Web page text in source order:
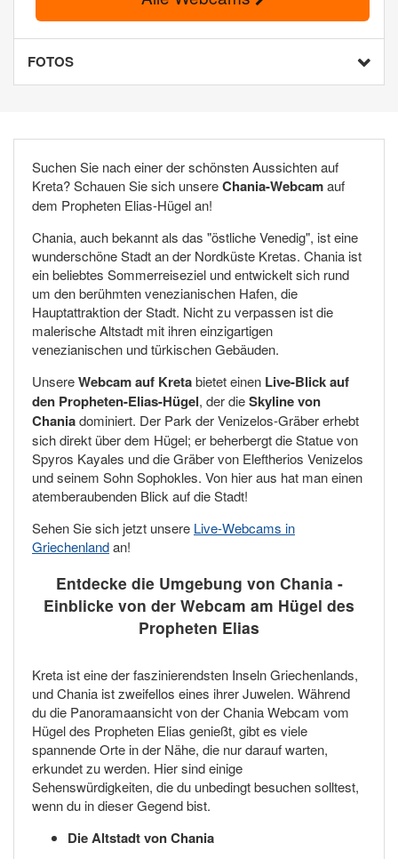
FOTOS
Suchen Sie nach einer der schönsten Aussichten auf
Kreta? Schauen Sie sich unsereChania-Webcamauf
dem Propheten Elias-Hügel an!
Chania, auch bekannt als das "östliche Venedig", ist eine
wunderschöne Stadt an der Nordküste Kretas. Chania ist
ein beliebtes Sommerreiseziel und entwickelt sich rund
um den berühmten venezianischen Hafen, die
Hauptattraktion der Stadt. Nicht zu verpassen ist die
malerische Altstadt mit ihren einzigartigen
venezianischen und türkischen Gebäuden.
UnsereWebcam auf Kretabietet einen Live-Blick auf
den Propheten-Elias-Hügel, der dieSkyline von
Chaniadominiert. Der Park der Venizelos-Gräber erhebt
sich direkt über dem Hügel; er beherbergt die Statue von
Spyros Kayales und die Gräber von Eleftherios Venizelos
und seinem Sohn Sophokles. Von hier aus hat man einen
atemberaubenden Blick auf die Stadt!
Sehen Sie sich jetzt unsere Live-Webcams in
Griechenlandan!
Entdecke die Umgebung von Chania -
Einblicke von der Webcam am Hügel des
Propheten Elias
Kreta ist eine der faszinierendsten Inseln Griechenlands,
und Chania ist zweifellos eines ihrer Juwelen. Während
du die Panoramaansicht von der Chania Webcam vom
Hügel des Propheten Elias genießt, gibt es viele
spannende Orte in der Nähe, die nur darauf warten,
erkundet zu werden. Hier sind einige
Sehenswürdigkeiten, die du unbedingt besuchen solltest,
wenn du in dieser Gegend bist.
Die Altstadt von Chania